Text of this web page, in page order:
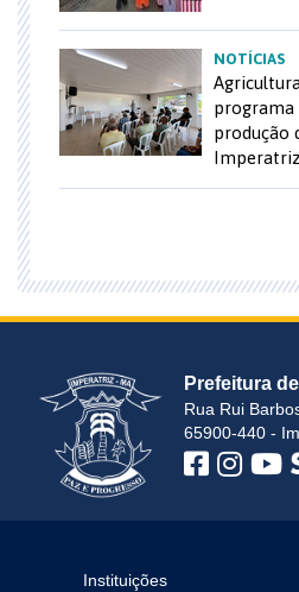
NOTÍCIAS
produção
Imperatriz
Prefeitura
Rua Rui
65900-440 -
Instituições